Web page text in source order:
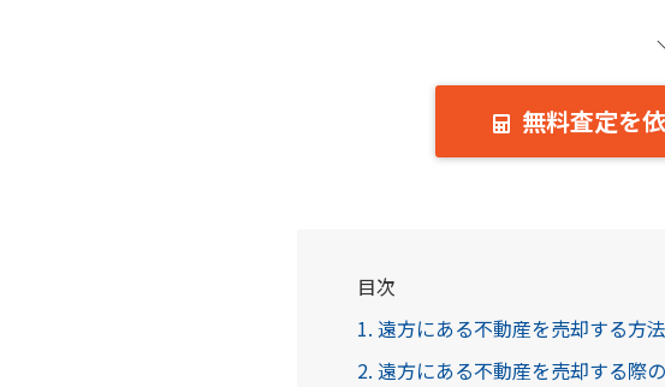
無料査定を
目次
1. 遠方にある不動産を売却する方
2. 遠方にある不動産を売却する際